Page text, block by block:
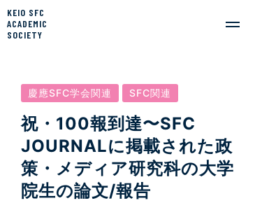
KEIO SFC
ACADEMIC
SOCIETY
慶應SFC学会関連 SFC関連
祝・100報到達〜SFC
JOURNALに掲載された政
策・メディア研究科の大学
院生の論文/報告